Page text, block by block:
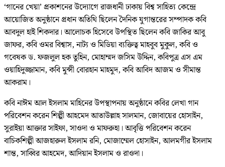
‘গানের খেয়া’ প্রকাশনের উদ্যোগে রাজধানী ঢাকায় বিশ্ব সাহিত্য কেন্দ্রে
আয়োজিত অনুষ্ঠানে প্রধান অতিথি ছিলেন দৈনিক যুগান্তরের সম্পাদক কবি
আবদুল হাই শিকদার। আলোচক হিসেবে উপস্থিত ছিলেন কবি জাকির আবু
জাফর, কবি ওমর বিশ্বাস, নাট্য ও মিডিয়া ব্যক্তিত্ব মাহবুব মুকুল, কবি ও
গবেষক ড. ফজলুল হক তুহিন, মোহাম্মদ জসিম উদ্দিন, কবিপুত্র এস এম
ওয়াহিদুজ্জামান, কবি মুন্সী বোরহান মাহমুদ, কবি আবিদ আজম ও সীমান্ত
আকরাম।
কবি নাঈম আল ইসলাম মাহিনের উপস্থাপনায় অনুষ্ঠানে কবির লেখা গান
পরিবেশন করেন শিল্পী আহমেদ আতাউল্লাহ সালমান, জোবায়ের হোসাইন,
সুরাইয়া আক্তার সাইফা, সাওদা ও মাফরুহা। আবৃত্তি পরিবেশন করেন
বাচিকশিল্পী আজহারুল ইসলাম রনি, মোজাম্মেল হোসাইন, আলমগীর ইসলাম
শান্ত, সাব্বির আহমেদ, আদিয়ান ইসলাম ও রাওদা।